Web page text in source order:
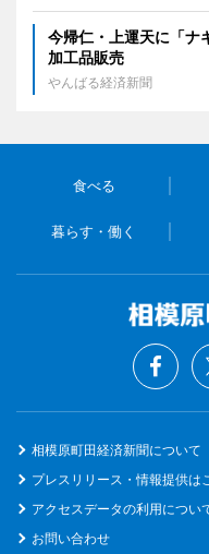
今帰仁・上運天に「
加工品販売
やんばる経済新聞
食べる
暮らす・働く
相模原町田経済新聞について
プレスリリース・情報提供は
アクセスデータの利用につい
お問い合わせ